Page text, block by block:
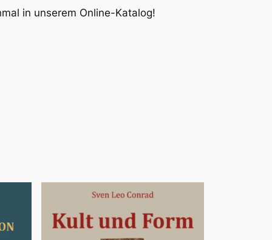
in unserem Online-Katalog!